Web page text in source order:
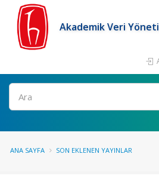
Akademik Veri
Ara
ANA SAYFA SON EKLENEN YAYINLAR